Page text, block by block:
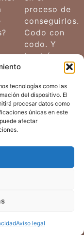
tecnologías como las
del dispositivo. El
procesar datos como
únicas en este
afectar
Aviso legal
a los
un
proceso de
conseguirlos.
Codo con
codo. Y
tendrás ese
el que
aprender a
cuidarte de
la mejor
posible. Yo